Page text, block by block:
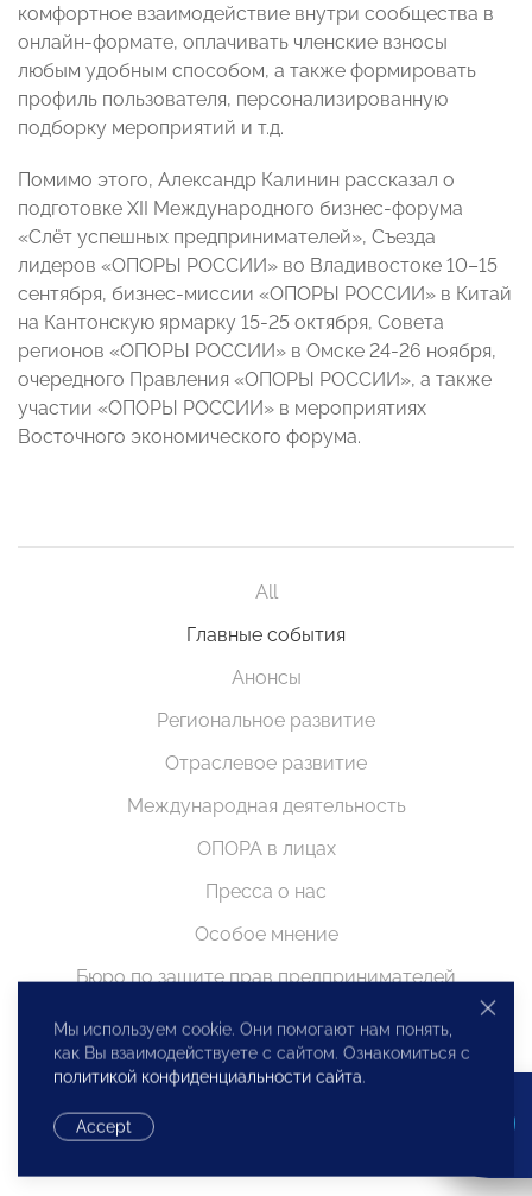
комфортное взаимодействие внутри сообщества в
онлайн-формате, оплачивать членские взносы
любым удобным способом, а также формировать
профиль пользователя, персонализированную
подборку мероприятий и т.д.
Помимо этого, Александр Калинин рассказал о
подготовке XII Международного бизнес-форума
«Слёт успешных предпринимателей», Съезда
лидеров «ОПОРЫ РОССИИ» во Владивостоке 10–15
сентября, бизнес-миссии «ОПОРЫ РОССИИ» в Китай
на Кантонскую ярмарку 15-25 октября, Совета
регионов «ОПОРЫ РОССИИ» в Омске 24-26 ноября,
очередного Правления «ОПОРЫ РОССИИ», а также
участии «ОПОРЫ РОССИИ» в мероприятиях
Восточного экономического форума.
All
Главные события
Анонсы
Региональное развитие
Отраслевое развитие
Международная деятельность
ОПОРА в лицах
Пресса о нас
Особое мнение
Бюро по защите прав предпринимателей
Видео
Поздравления
Мы используем cookie. Они помогают нам понять,
как Вы взаимодействуете с сайтом. Ознакомиться с
политикой конфиденциальности сайта.
Accept